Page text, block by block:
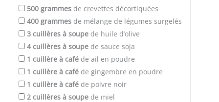
500 grammes de crevettes décortiquées
400 grammes de mélange de légumes surgelés
3 cuillères à soupe de huile d’olive
4 cuillères à soupe de sauce soja
1 cuillère à café de ail en poudre
1 cuillère à café de gingembre en poudre
1 cuillère à café de poivre noir
2 cuillères à soupe de miel